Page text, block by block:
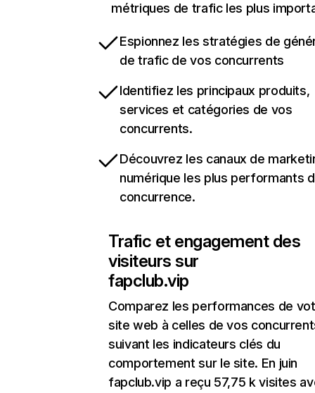
métriques de trafic les plus
Espionnez les stratégies de
de trafic de vos concurrents
Identifiez les principaux produits,
services et catégories de vos
concurrents.
Découvrez les canaux de
numérique les plus performants
concurrence.
Trafic et engagement des
visiteurs sur
fapclub.vip
Comparez les performances de
site web à celles de vos
suivant les indicateurs clés du
comportement sur le site. En juin
fapclub.vip a reçu 57,75 k visites